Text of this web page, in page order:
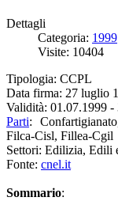
Dettagli
Categoria: 1999
Visite: 10404
Tipologia: CCPL
Data firma: 27 luglio
Validità: 01.07.1999 -
Parti:
Filca-Cisl, Fillea-Cgil
Settori: Edilizia, Edili
Fonte: cnel.it
Sommario: